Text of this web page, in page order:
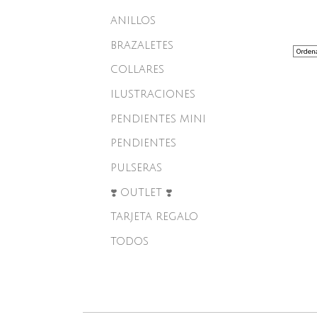
ANILLOS
BRAZALETES
COLLARES
ILUSTRACIONES
PENDIENTES MINI
PENDIENTES
PULSERAS
❣️ OUTLET ❣️
TARJETA REGALO
TODOS